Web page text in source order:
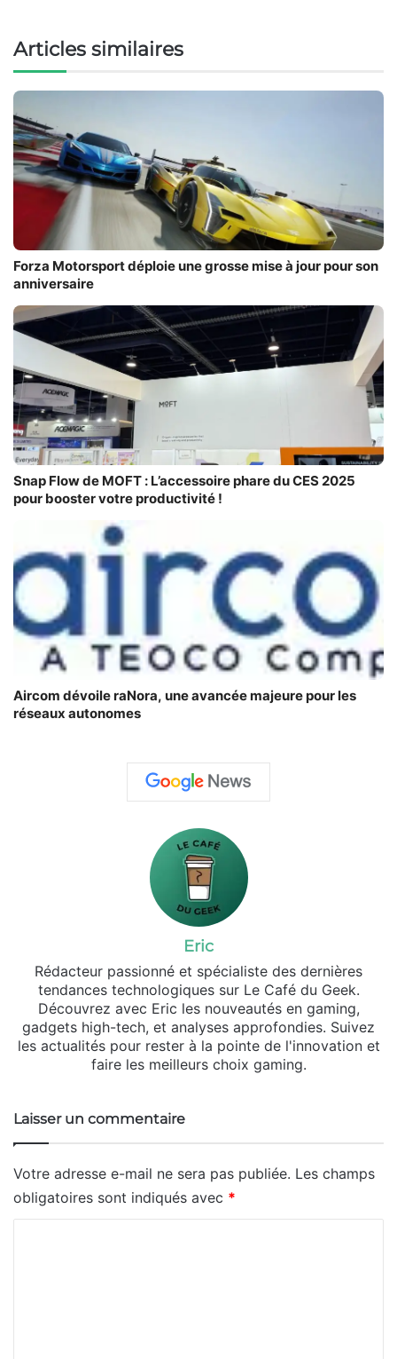
Articles similaires
Forza Motorsport déploie une grosse mise à jour pour son
anniversaire
Snap Flow de MOFT : L’accessoire phare du CES 2025
pour booster votre productivité !
Aircom dévoile raNora, une avancée majeure pour les
réseaux autonomes
Eric
Rédacteur passionné et spécialiste des dernières
tendances technologiques sur Le Café du Geek.
Découvrez avec Eric les nouveautés en gaming,
gadgets high-tech, et analyses approfondies. Suivez
les actualités pour rester à la pointe de l'innovation et
faire les meilleurs choix gaming.
Laisser un commentaire
Votre adresse e-mail ne sera pas publiée. Les champs
obligatoires sont indiqués avec *